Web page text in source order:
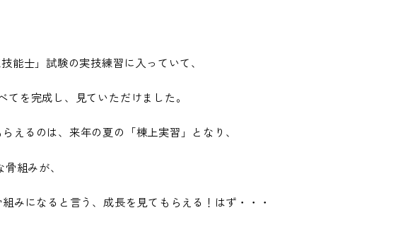
能士」試験の実技練習に入っていて、
を完成し、見ていただけました。
えるのは、来年の夏の「棟上実習」となり、
組みが、
みになると言う、成長を見てもらえる！はず・・・